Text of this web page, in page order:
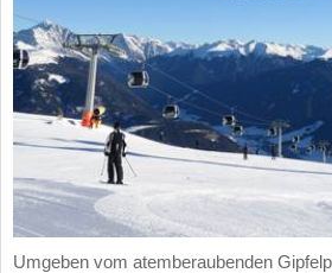
Umgeben vom atemberaubenden